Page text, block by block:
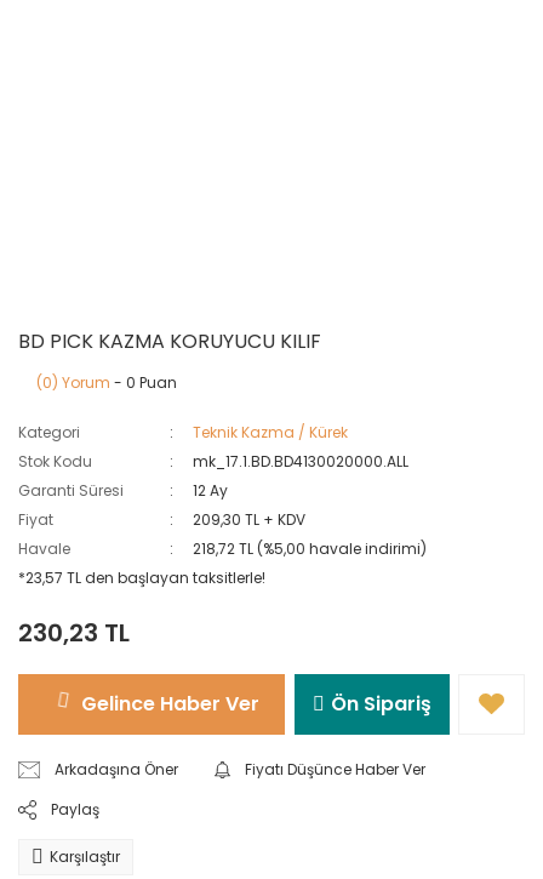
BD PICK KAZMA KORUYUCU KILIF
(0) Yorum - 0 Puan
Kategori
Teknik Kazma / Kürek
Stok Kodu
mk_17.1.BD.BD4130020000.ALL
Garanti Süresi
12 Ay
Fiyat
209,30 TL + KDV
Havale
218,72 TL (%5,00 havale indirimi)
*23,57 TL den başlayan taksitlerle!
230,23 TL
Gelince Haber Ver Ön Sipariş
Arkadaşına Öner
Fiyatı Düşünce Haber Ver
Paylaş
Karşılaştır